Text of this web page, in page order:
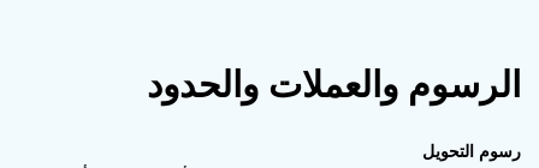
الرسوم والعملات والحدود
رسوم التحويل